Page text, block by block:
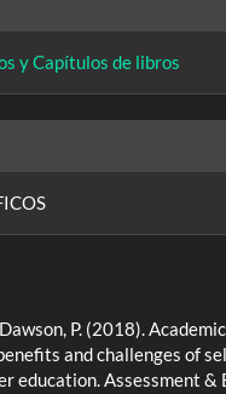
y Capítulos de libros
P. (2018).
and challenges of
education. Assessment &